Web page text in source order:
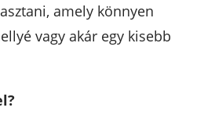
amely könnyen
vagy akár egy kisebb